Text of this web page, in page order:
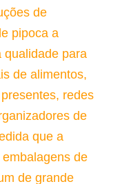
de
pipoca a
qualidade para
de alimentos,
redes
de
que a
de
de grande